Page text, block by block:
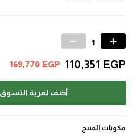
169,770 EGP 110,351 EGP
أضف لعربة التسوق
مكونات المنتج